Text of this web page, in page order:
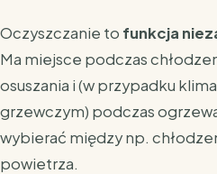
Oczyszczanie to funkcja
Ma miejsce podczas
osuszania i (w przypadku
grzewczym) podczas
wybierać między np.
powietrza.